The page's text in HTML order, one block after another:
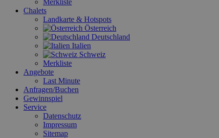
Merkliste
Chalets
Landkarte & Hotspots
Österreich
Deutschland
Italien
Schweiz
Merkliste
Angebote
Last Minute
Anfragen/Buchen
Gewinnspiel
Service
Datenschutz
Impressum
Sitemap